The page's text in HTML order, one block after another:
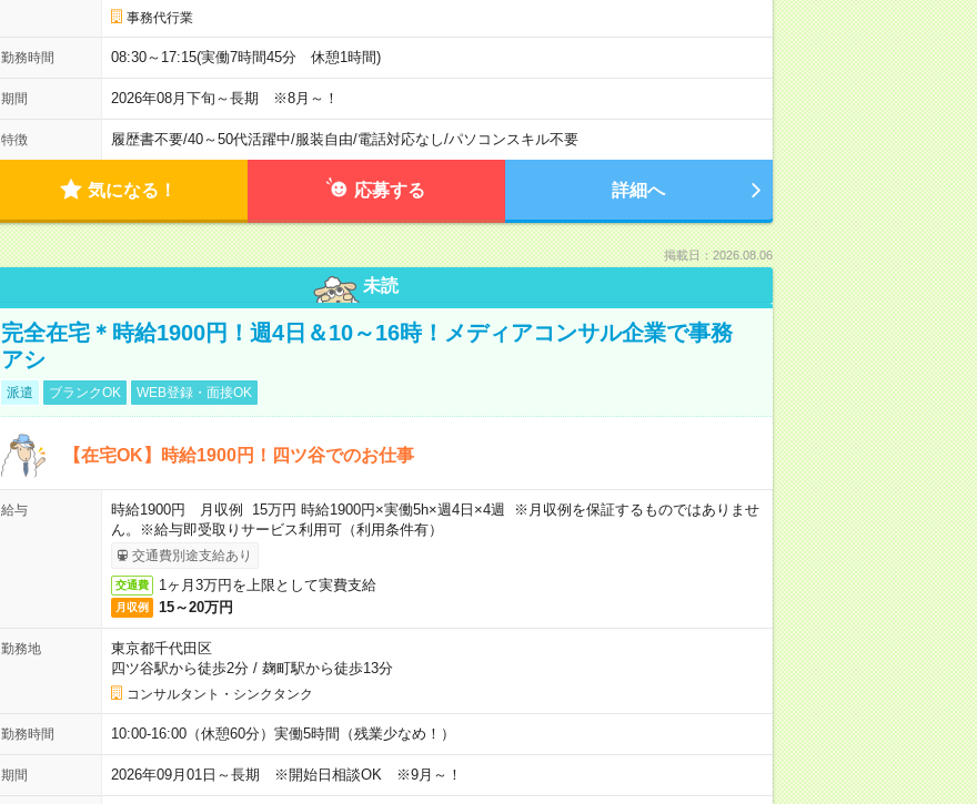
事務代行業
勤務時間 08:30～17:15(実働7時間45分 休憩1時間)
期間 2026年08月下旬～長期 ※8月～！
特徴 履歴書不要/40～50代活躍中/服装自由/電話対応なし/パソコンスキル不要
気になる！ 応募する 詳細へ
掲載日：2026.08.06
未読
完全在宅＊時給1900円！週4日＆10～16時！メディアコンサル企業で事務
アシ
派遣 ブランクOK WEB登録・面接OK
【在宅OK】時給1900円！四ツ谷でのお仕事
給与
時給1900円 月収例 15万円 時給1900円×実働5h×週4日×4週 ※月収例を保証するものではありませ
ん。※給与即受取りサービス利用可（利用条件有）
交通費別途支給あり
交通費 1ヶ月3万円を上限として実費支給
月収例 15～20万円
勤務地
東京都千代田区
四ツ谷駅から徒歩2分/ 麹町駅から徒歩13分
コンサルタント・シンクタンク
勤務時間 10:00-16:00（休憩60分）実働5時間（残業少なめ！）
期間 2026年09月01日～長期 ※開始日相談OK ※9月～！